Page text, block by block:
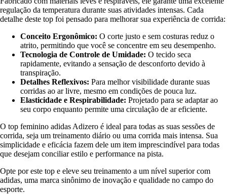
regulação da temperatura durante suas atividades intensas. Cada
detalhe deste top foi pensado para melhorar sua experiência de corrida:
Conceito Ergonômico: O corte justo e sem costuras reduz o
atrito, permitindo que você se concentre em seu desempenho.
Tecnologia de Controle de Umidade: O tecido seca
rapidamente, evitando a sensação de desconforto devido à
transpiração.
Detalhes Reflexivos: Para melhor visibilidade durante suas
corridas ao ar livre, mesmo em condições de pouca luz.
Elasticidade e Respirabilidade: Projetado para se adaptar ao
seu corpo enquanto permite uma circulação de ar eficiente.
O top feminino adidas Adizero é ideal para todas as suas sessões de
corrida, seja um treinamento diário ou uma corrida mais intensa. Sua
simplicidade e eficácia fazem dele um item imprescindível para todas
que desejam conciliar estilo e performance na pista.
Opte por este top e eleve seu treinamento a um nível superior com
adidas, uma marca sinônimo de inovação e qualidade no campo do
esporte.